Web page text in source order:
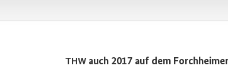
THW auch 2017 auf dem